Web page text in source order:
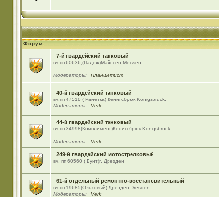
Форум
7-й гвардейский танковый
вч пп 60636,(Падеж)Майсcен,Meissen
Модераторы: Планшетист
40-й гвардейский танковый
вч.пп 47518 ( Ранетка) Кенигсбрюк.Konigsbruck.
Модераторы:
Verk
44-й гвардейский танковый
вч пп 34998(Комплимент)Кенигсбрюк.Konigsbruck.
Модераторы: Verk
249-й гвардейский мотострелковый
вч. пп 60560 ( Бунт)г. Дрезден
61-й отдельный ремонтно-восстановительный
вч пп 19685(Ольховый) Дрезден,Dresden
Модераторы:
Verk